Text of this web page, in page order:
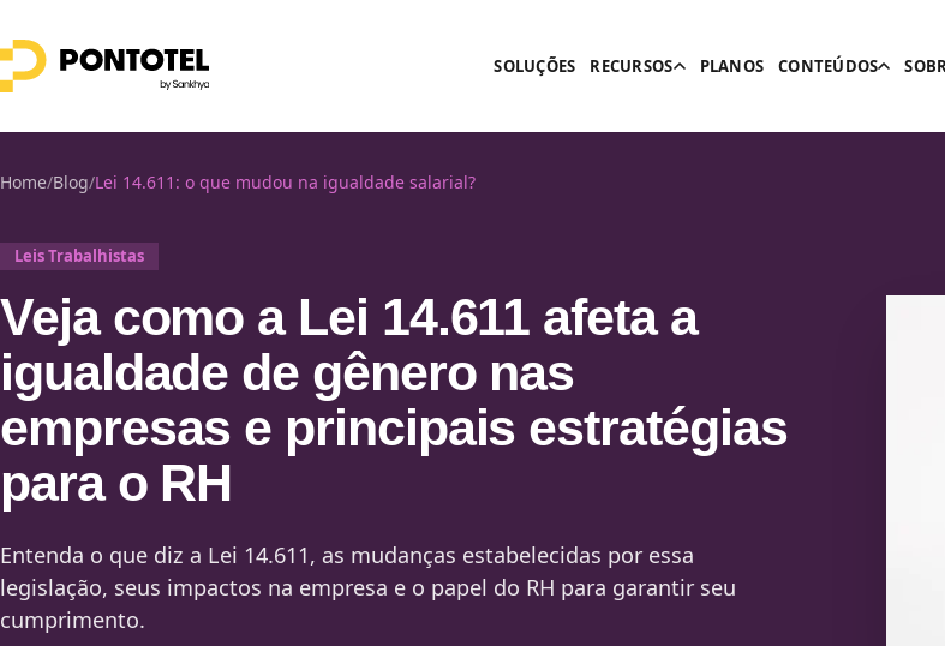
SOLUÇÕES RECURSOS PLANOS CONTEÚDOS
Home/Blog/Lei 14.611: o que mudou na igualdade salarial?
Leis Trabalhistas
Veja como a Lei 14.611 afeta a
igualdade de gênero nas
empresas e principais estratégias
para o RH
Entenda o que diz a Lei 14.611, as mudanças estabelecidas por essa
legislação, seus impactos na empresa e o papel do RH para garantir seu
cumprimento.